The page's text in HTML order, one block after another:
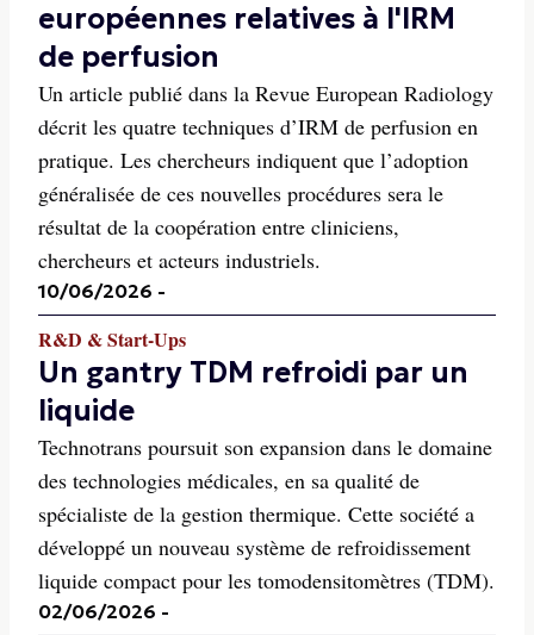
européennes relatives à l'IRM
de perfusion
Un article publié dans la Revue European Radiology
décrit les quatre techniques d’IRM de perfusion en
pratique. Les chercheurs indiquent que l’adoption
généralisée de ces nouvelles procédures sera le
résultat de la coopération entre cliniciens,
chercheurs et acteurs industriels.
10/06/2026 -
R&D & Start-Ups
Un gantry TDM refroidi par un
liquide
Technotrans poursuit son expansion dans le domaine
des technologies médicales, en sa qualité de
spécialiste de la gestion thermique. Cette société a
développé un nouveau système de refroidissement
liquide compact pour les tomodensitomètres (TDM).
02/06/2026 -